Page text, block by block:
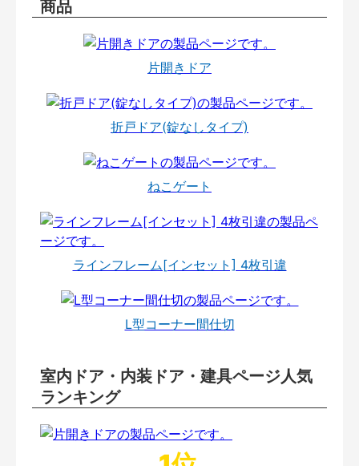
商品
片開きドア
折戸ドア(錠なしタイプ)
ねこゲート
ラインフレーム[インセット] 4枚引違
L型コーナー間仕切
室内ドア・内装ドア・建具ページ人気
ランキング